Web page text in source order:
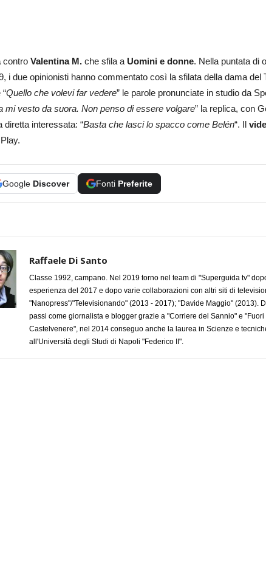
contro Valentina M. che sfila a Uomini e donne. Nella puntata di
i due opinionisti hanno commentato così la sfilata della dama del
“Quello che volevi far vedere” le parole pronunciate in studio da
mi vesto da suora. Non penso di essere volgare” la replica, con
diretta interessata: “Basta che lasci lo spacco come Belén“. Il
Google Discover Fonti Preferite
Raffaele Di Santo
Classe 1992, campano. Nel 2019 torno nel team di "Superguida tv"
esperienza del 2017 e dopo varie collaborazioni con altri siti di
"Nanopress"/"Televisionando" (2013 - 2017); "Davide Maggio" (2013).
passi come giornalista e blogger grazie a "Corriere del Sannio" e "Fuori
Castelvenere", nel 2014 conseguo anche la laurea in Scienze e
all'Università degli Studi di Napoli "Federico II".